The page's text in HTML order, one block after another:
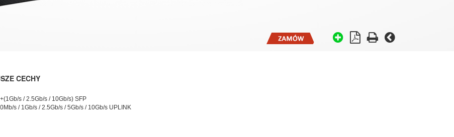
CECHY
s / 2.5Gb/s / 10Gb/s) SFP
s / 1Gb/s / 2.5Gb/s / 5Gb/s / 10Gb/s UPLINK